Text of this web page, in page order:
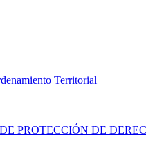
Territorial
PROTECCIÓN DE